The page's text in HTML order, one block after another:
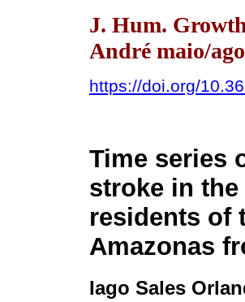
J. Hum.
André maio/
https://doi.org/
Time series
stroke in
residents of
Amazonas
Iago Sales